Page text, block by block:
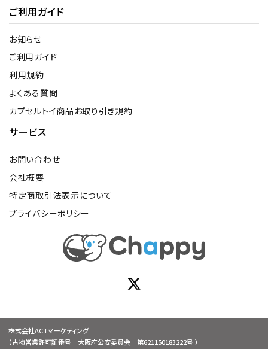
ご利用ガイド
お知らせ
ご利用ガイド
利用規約
よくある質問
カプセルトイ商品お取り引き規約
サービス
お問い合わせ
会社概要
特定商取引法表示について
プライバシーポリシー
株式会社ACTマーケティング
（古物営業許可証番号 大阪府公安委員会 第621150183222号 ）